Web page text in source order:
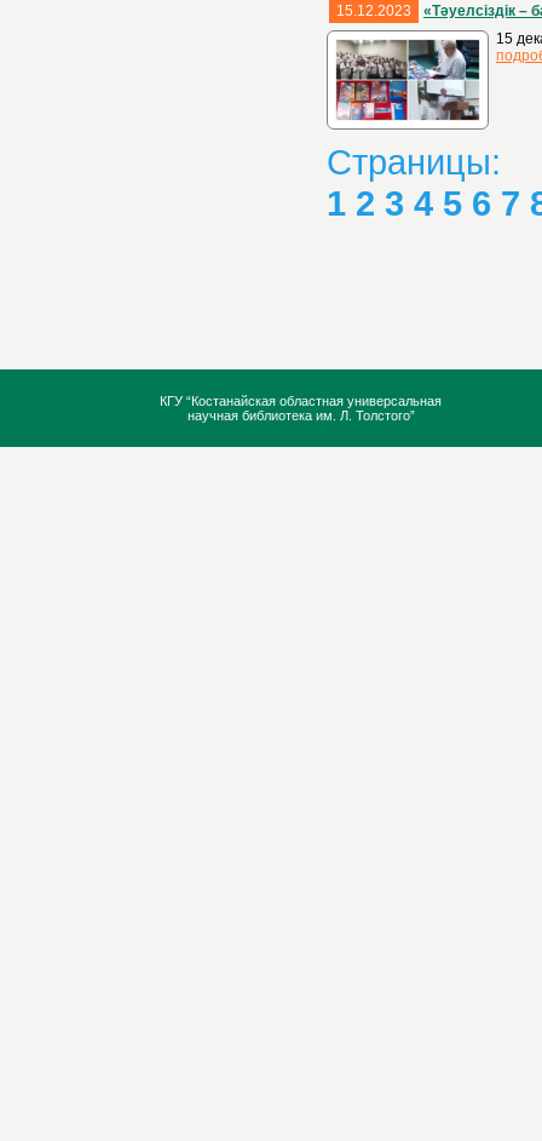
15.12.2023
«Тәуелсіздік –
15
Страницы:
1 2 3 4 5 6 7
КГУ “Костанайская областная универсальная
научная библиотека им. Л. Толстого”